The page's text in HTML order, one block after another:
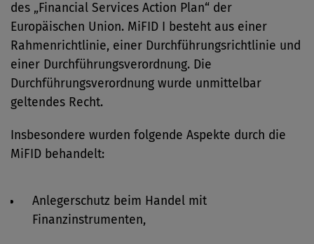
des „Financial Services Action Plan“ der
Europäischen Union. MiFID I besteht aus einer
Rahmenrichtlinie, einer Durchführungsrichtlinie und
einer Durchführungsverordnung. Die
Durchführungsverordnung wurde unmittelbar
geltendes Recht.
Insbesondere wurden folgende Aspekte durch die
MiFID behandelt:
Anlegerschutz beim Handel mit
Finanzinstrumenten,